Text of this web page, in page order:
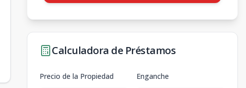
Calculadora de Préstamos
Precio de la Propiedad Enganche